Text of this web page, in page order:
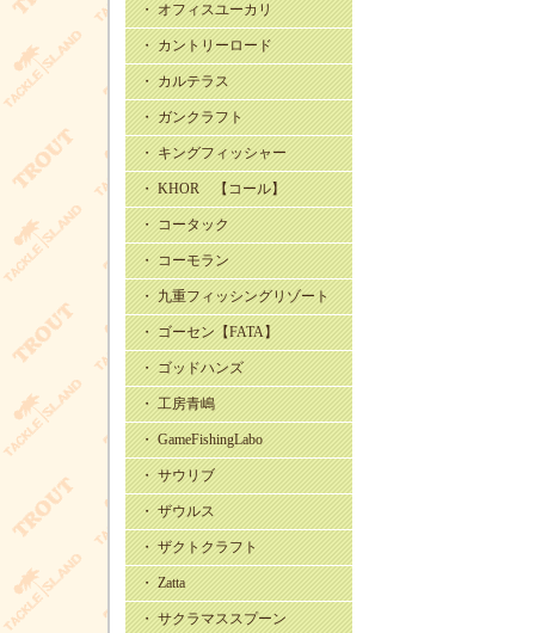
・ オフィスユーカリ
・ カントリーロード
・ カルテラス
・ ガンクラフト
・ キングフィッシャー
・ KHOR 【コール】
・ コータック
・ コーモラン
・ 九重フィッシングリゾート
・ ゴーセン【FATA】
・ ゴッドハンズ
・ 工房青嶋
・ GameFishingLabo
・ サウリブ
・ ザウルス
・ ザクトクラフト
・ Zatta
・ サクラマススプーン